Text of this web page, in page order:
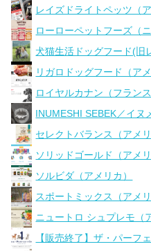
レイズドライトペッツ（ア
ローローペットフーズ（
犬猫生活ドッグフード(旧
リガロドッグフード（アメ
ロイヤルカナン（フランス
INUMESHI SEBEK／イヌ
セレクトバランス（アメリ
ソリッドゴールド（アメリ
ソルビダ（アメリカ）
スポートミックス（アメリ
ニュートロ シュプレモ（
【販売終了】ザ・パーフ